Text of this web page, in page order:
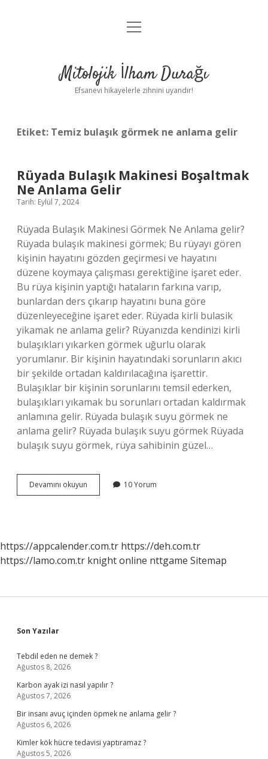
Anasayfa
Yasal Uyarı
menüyü
Mitolojik İlham Durağı
Efsanevi hikayelerle zihnini uyandır!
Etiket: Temiz bulaşık görmek ne anlama gelir
Rüyada Bulaşık Makinesi Boşaltmak
Ne Anlama Gelir
Tarih: Eylül 7, 2024
Rüyada Bulaşık Makinesi Görmek Ne Anlama gelir?
Rüyada bulaşık makinesi görmek; Bu rüyayı gören
kişinin hayatını gözden geçirmesi ve hayatını
düzene koymaya çalışması gerektiğine işaret eder.
Bu rüya kişinin yaptığı hataların farkına varıp,
bunlardan ders çıkarıp hayatını buna göre
düzenleyeceğine işaret eder. Rüyada kirli bulasik
yikamak ne anlama gelir? Rüyanızda kendinizi kirli
bulaşıkları yıkarken görmek uğurlu olarak
yorumlanır. Bir kişinin hayatındaki sorunların akıcı
bir şekilde ortadan kaldırılacağına işarettir.
Bulaşıklar bir kişinin sorunlarını temsil ederken,
bulaşıkları yıkamak bu sorunları ortadan kaldırmak
anlamına gelir. Rüyada bulaşık suyu görmek ne
anlama gelir? Rüyada bulaşık suyu görmek Rüyada
bulaşık suyu görmek, rüya sahibinin güzel…
Devamını okuyun
Bulaşık
Gelir
10 Yorum
https://appcalender.com.tr https://deh.com.tr
https://lamo.com.tr knight online nttgame Sitemap
Sidebar
Son Yazılar
Tebdil eden ne demek ?
Ağustos 8, 2026
Karbon ayak izi nasıl yapılır ?
Ağustos 7, 2026
Bir insanı avuç içinden öpmek ne anlama gelir ?
Ağustos 6, 2026
Kimler kök hücre tedavisi yaptıramaz ?
Ağustos 5, 2026